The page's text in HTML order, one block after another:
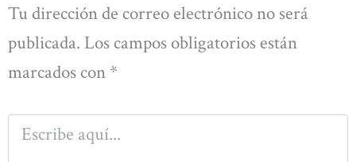
Tu dirección de correo electrónico no será
publicada. Los campos obligatorios están
marcados con *
Escribe
aquí...